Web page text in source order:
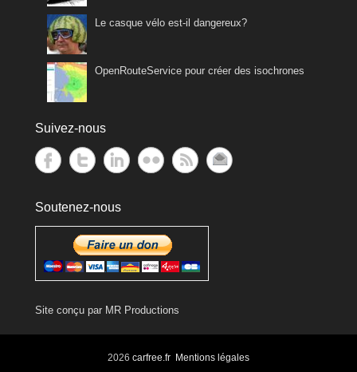
Le casque vélo est-il dangereux?
OpenRouteService pour créer des isochrones
Suivez-nous
Soutenez-nous
Site conçu par MR Productions
2026 carfree.fr Mentions légales